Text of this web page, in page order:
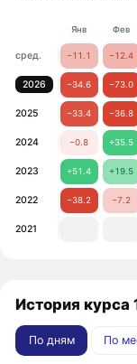
Янв Фев
сред. −11.1 −12.4
2026 −34.6 −73.0
2025 −33.4 −36.8
2024 −0.8 +35.5
2023 +51.4 +19.5
2022 −38.2 −7.2
2021
История курса
По дням По